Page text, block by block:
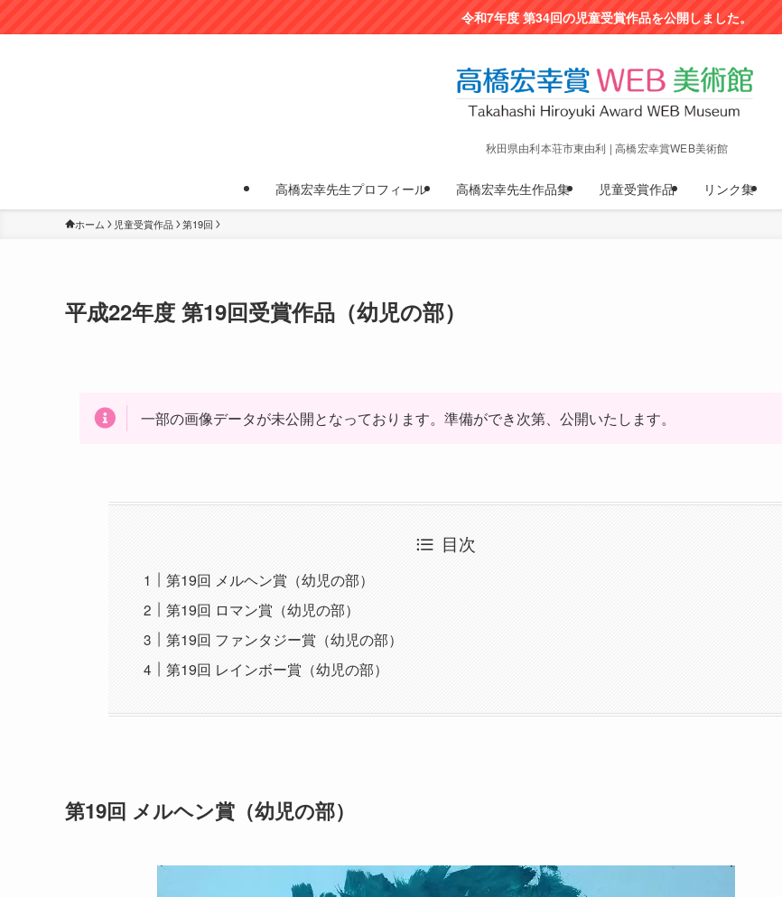
令和7年度 第34回の児童受賞作品を公開しました。
秋田県由利本荘市東由利 | 高橋宏幸賞WEB美術館
高橋宏幸先生プロフィール 高橋宏幸先生作品集 児童受賞作品 リンク集
ホーム 児童受賞作品 第19回
平成22年度 第19回受賞作品（幼児の部）
一部の画像データが未公開となっております。準備ができ次第、公開いたします。
目次
第19回 メルヘン賞（幼児の部）
第19回 ロマン賞（幼児の部）
第19回 ファンタジー賞（幼児の部）
第19回 レインボー賞（幼児の部）
第19回 メルヘン賞（幼児の部）